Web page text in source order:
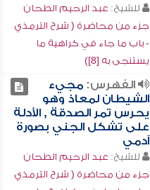
للشيخ: عبد الرحيم الطحان
جزء من محاضرة ( شرح الترمذي
- باب ما جاء في كراهية ما
يستنجى به [8])
الفهرس:مجيء
الشيطان لمعاذ وهو
يحرس تمر الصدقة , الأدلة
على تشكل الجني بصورة
آدمي
للشيخ: عبد الرحيم الطحان
جزء من محاضرة ( شرح الترمذي